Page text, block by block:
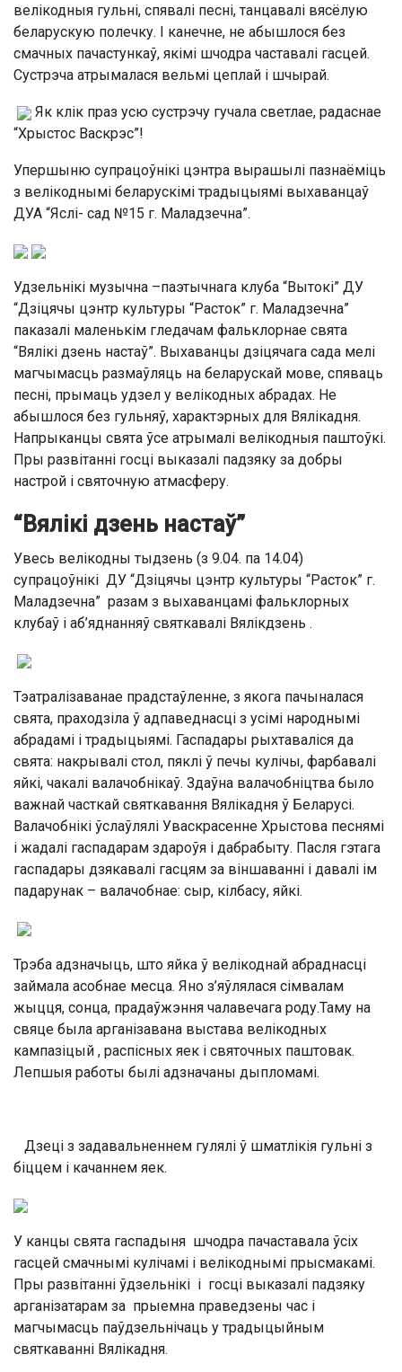
велікодныя гульні, спявалі песні, танцавалі вясёлую
беларускую полечку. І канечне, не абышлося без
смачных пачастункаў, якімі шчодра частавалі гасцей.
Сустрэча атрымалася вельмі цеплай і шчырай.
Як клік праз усю сустрэчу гучала светлае, радаснае
“Хрыстос Васкрэс”!
Упершыню супрацоўнікі цэнтра вырашылі пазнаёміць
з велікоднымі беларускімі традыцыямі выхаванцаў
ДУА “Яслі- сад №15 г. Маладзечна”.
Удзельнікі музычна –паэтычнага клуба “Вытокі” ДУ
“Дзіцячы цэнтр культуры “Расток” г. Маладзечна”
паказалі маленькім гледачам фальклорнае свята
“Вялікі дзень настаў”. Выхаванцы дзіцячага сада мелі
магчымасць размаўляць на беларускай мове, спяваць
песні, прымаць удзел у велікодных абрадах. Не
абышлося без гульняў, характэрных для Вялікадня.
Напрыканцы свята ўсе атрымалі велікодныя паштоўкі.
Пры развітанні госці выказалі падзяку за добры
настрой і святочную атмасферу.
“Вялікі дзень настаў”
Увесь велікодны тыдзень (з 9.04. па 14.04)
супрацоўнікі ДУ “Дзіцячы цэнтр культуры “Расток” г.
Маладзечна” разам з выхаванцамі фальклорных
клубаў і аб’яднанняў святкавалі Вялікдзень .
Тэатралізаванае прадстаўленне, з якога пачыналася
свята, праходзіла ў адпаведнасці з усімі народнымі
абрадамі і традыцыямі. Гаспадары рыхтаваліся да
свята: накрывалі стол, пяклі ў печы кулічы, фарбавалі
яйкі, чакалі валачобнікаў. Здаўна валачобніцтва было
важнай часткай святкавання Вялікадня ў Беларусі.
Валачобнікі ўслаўлялі Уваскрасенне Хрыстова песнямі
і жадалі гаспадарам здароўя і дабрабыту. Пасля гэтага
гаспадары дзякавалі гасцям за віншаванні і давалі ім
падарунак – валачобнае: сыр, кілбасу, яйкі.
Трэба адзначыць, што яйка ў велікоднай абраднасці
займала асобнае месца. Яно з’яўлялася сімвалам
жыцця, сонца, прадаўжэння чалавечага роду.Таму на
свяце была арганізавана выстава велікодных
кампазіцый , распісных яек і святочных паштовак.
Лепшыя работы былі адзначаны дыпломамі.
Дзеці з задавальненнем гулялі ў шматлікія гульні з
біццем і качаннем яек.
У канцы свята гаспадыня шчодра пачаставала ўсіх
гасцей смачнымі кулічамі і велікоднымі прысмакамі.
Пры развітанні ўдзельнікі і госці выказалі падзяку
арганізатарам за прыемна праведзены час і
магчымасць паўдзельнічаць у традыцыйным
святкаванні Вялікадня.